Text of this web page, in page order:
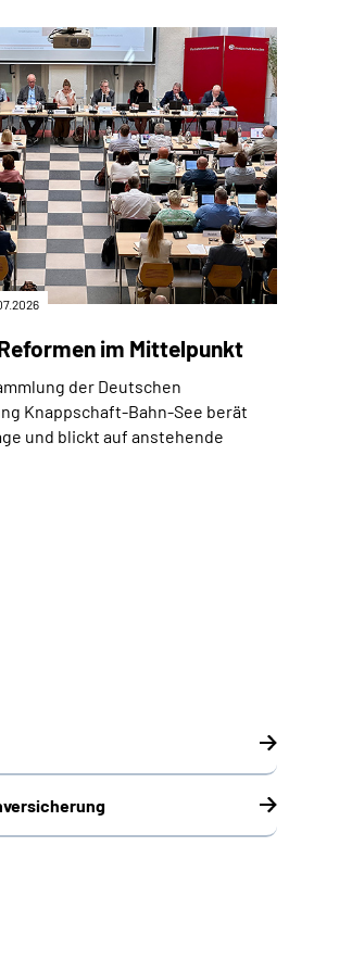
im Mittelpunkt
der Deutschen
Knappschaft-Bahn-See berät
und blickt auf anstehende